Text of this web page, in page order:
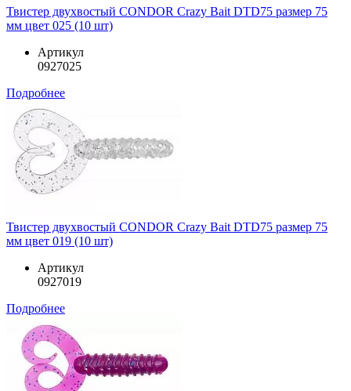
Твистер двухвостый CONDOR Crazy Bait DTD75 размер 75
мм цвет 025 (10 шт)
Артикул
0927025
Подробнее
Твистер двухвостый CONDOR Crazy Bait DTD75 размер 75
мм цвет 019 (10 шт)
Артикул
0927019
Подробнее